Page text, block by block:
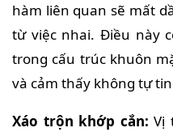
hàm liên quan sẽ mất
từ việc nhai. Điều này
trong cấu trúc khuôn
và cảm thấy không tự
Xáo trộn khớp cắn: Vị